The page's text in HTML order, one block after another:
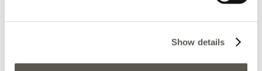
Show details
Aurora Guaragni